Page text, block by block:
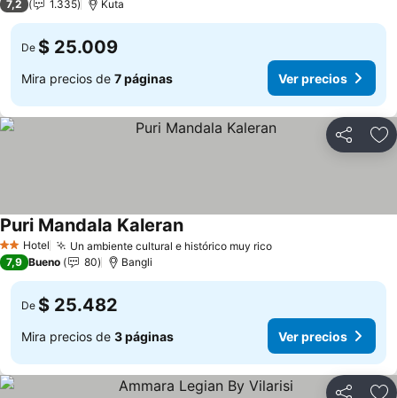
7,2 1.335 Kuta
De $ 25.009
Mira precios de 7 páginas Ver precios
Compartir
2 Estrellas
Hotel Un ambiente cultural e histórico muy ricoVer precios
Puri Mandala KaleranVer precios
7,9 Bueno 80 Bangli
De $ 25.482
Mira precios de 3 páginas Ver precios